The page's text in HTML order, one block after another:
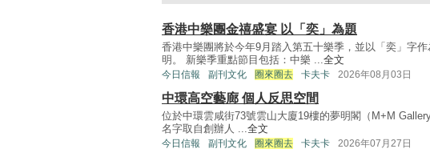
香港中樂團金禧盛宴 以「奕」為題
香港中樂團將於今年9月踏入第五十樂季，並以「奕」字
明。 新樂季重點節目包括：中樂 ...全文
今日信報 副刊文化 圈來圈去 卡夫卡 2026年08月03日
中環高空藝廊 個人反思空間
位於中環雲咸街73號雲山大廈19樓的夢明閣（M+M
名字取自創辦人 ...全文
今日信報 副刊文化 圈來圈去 卡夫卡 2026年07月27日